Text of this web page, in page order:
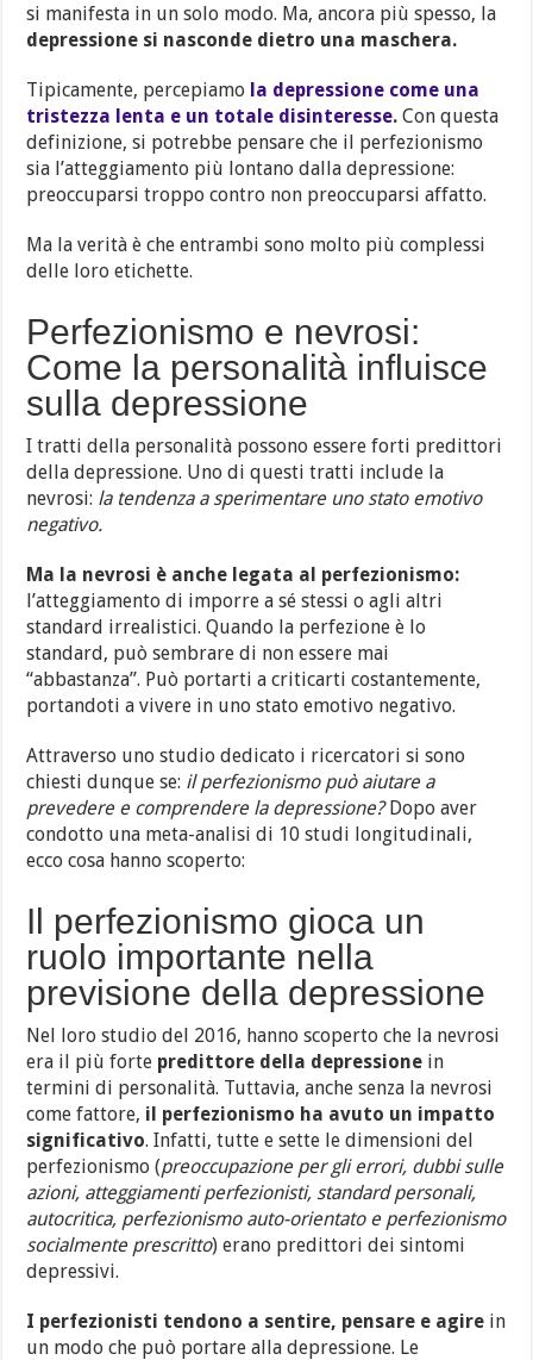
si manifesta in un solo modo. Ma, ancora più spesso, la
depressione si nasconde dietro una maschera.
Tipicamente, percepiamo la depressione come una
tristezza lenta e un totale disinteresse. Con questa
definizione, si potrebbe pensare che il perfezionismo
sia l’atteggiamento più lontano dalla depressione:
preoccuparsi troppo contro non preoccuparsi affatto.
Ma la verità è che entrambi sono molto più complessi
delle loro etichette.
Perfezionismo e nevrosi:
Come la personalità influisce
sulla depressione
I tratti della personalità possono essere forti predittori
della depressione. Uno di questi tratti include la
nevrosi: la tendenza a sperimentare uno stato emotivo
negativo.
Ma la nevrosi è anche legata al perfezionismo:
l’atteggiamento di imporre a sé stessi o agli altri
standard irrealistici. Quando la perfezione è lo
standard, può sembrare di non essere mai
“abbastanza”. Può portarti a criticarti costantemente,
portandoti a vivere in uno stato emotivo negativo.
Attraverso uno studio dedicato i ricercatori si sono
chiesti dunque se: il perfezionismo può aiutare a
prevedere e comprendere la depressione?Dopo aver
condotto una meta-analisi di 10 studi longitudinali,
ecco cosa hanno scoperto:
Il perfezionismo gioca un
ruolo importante nella
previsione della depressione
Nel loro studio del 2016, hanno scoperto che la nevrosi
era il più forte predittore della depressione in
termini di personalità. Tuttavia, anche senza la nevrosi
come fattore, il perfezionismo ha avuto un impatto
significativo. Infatti, tutte e sette le dimensioni del
perfezionismo (preoccupazione per gli errori, dubbi sulle
azioni, atteggiamenti perfezionisti, standard personali,
autocritica, perfezionismo auto-orientato e perfezionismo
socialmente prescritto) erano predittori dei sintomi
depressivi.
I perfezionisti tendono a sentire, pensare e agire in
un modo che può portare alla depressione. Le